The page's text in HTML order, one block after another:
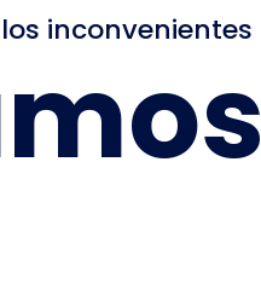
inconvenientes